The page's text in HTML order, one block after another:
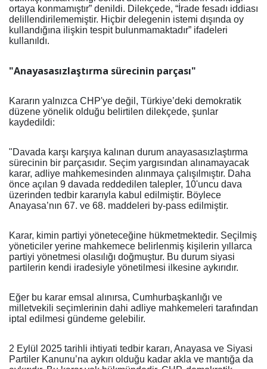
ortaya konmamıştır” denildi. Dilekçede, “İrade fesadı iddiası
delillendirilememiştir. Hiçbir delegenin istemi dışında oy
kullandığına ilişkin tespit bulunmamaktadır” ifadeleri
kullanıldı.
"Anayasasızlaştırma sürecinin parçası"
Kararın yalnızca CHP'ye değil, Türkiye’deki demokratik
düzene yönelik olduğu belirtilen dilekçede, şunlar
kaydedildi:
"Davada karşı karşıya kalınan durum anayasasızlaştırma
sürecinin bir parçasıdır. Seçim yargısından alınamayacak
karar, adliye mahkemesinden alınmaya çalışılmıştır. Daha
önce açılan 9 davada reddedilen talepler, 10'uncu dava
üzerinden tedbir kararıyla kabul edilmiştir. Böylece
Anayasa’nın 67. ve 68. maddeleri by-pass edilmiştir.
Karar, kimin partiyi yöneteceğine hükmetmektedir. Seçilmiş
yöneticiler yerine mahkemece belirlenmiş kişilerin yıllarca
partiyi yönetmesi olasılığı doğmuştur. Bu durum siyasi
partilerin kendi iradesiyle yönetilmesi ilkesine aykırıdır.
Eğer bu karar emsal alınırsa, Cumhurbaşkanlığı ve
milletvekili seçimlerinin dahi adliye mahkemeleri tarafından
iptal edilmesi gündeme gelebilir.
2 Eylül 2025 tarihli ihtiyati tedbir kararı, Anayasa ve Siyasi
Partiler Kanunu’na aykırı olduğu kadar akla ve mantığa da